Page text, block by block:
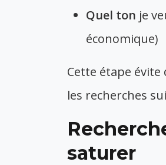
Quel ton je
économique)
Cette étape
les recherches
saturer